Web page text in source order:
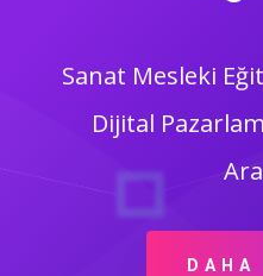
Sanat Mesleki
Dijital
DAHA